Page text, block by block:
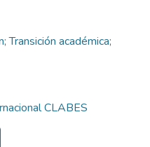
Transición académica;
CLABES